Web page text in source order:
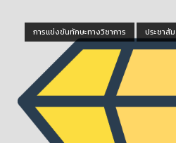
การแข่งขันทักษะทางวิชาการ ประชาสั